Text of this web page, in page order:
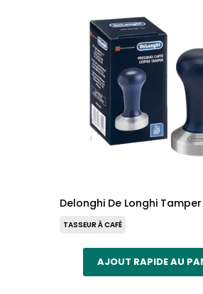
Delonghi De Longhi Tamper
TASSEUR À CAFÉ
AJOUT RAPIDE AU